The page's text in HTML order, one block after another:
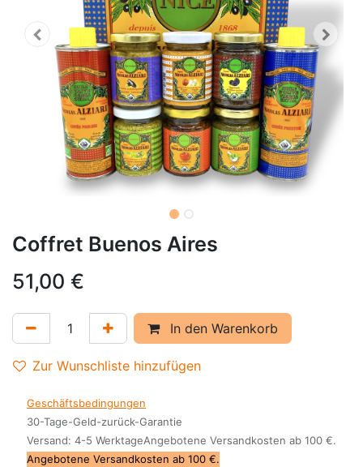
Coffret Buenos Aires
51,00 €
In den Warenkorb
Zur Wunschliste hinzufügen
Geschäftsbedingungen
30-Tage-Geld-zurück-Garantie
Versand: 4-5 WerktageAngebotene Versandkosten ab 100 €.
Angebotene Versandkosten ab 100 €.